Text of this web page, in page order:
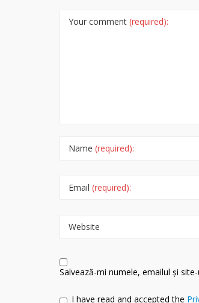
Your comment (required):
Name (required):
Email (required):
Website
Salvează-mi numele, emailul și
I have read and accepted the